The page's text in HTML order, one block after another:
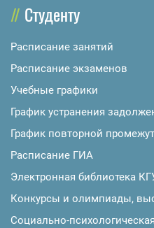
Студенту
Расписание занятий
Расписание экзаменов
Учебные графики
График устранения
График повторной
Расписание ГИА
Электронная библиотека
Конкурсы и олимпиады,
Социально-